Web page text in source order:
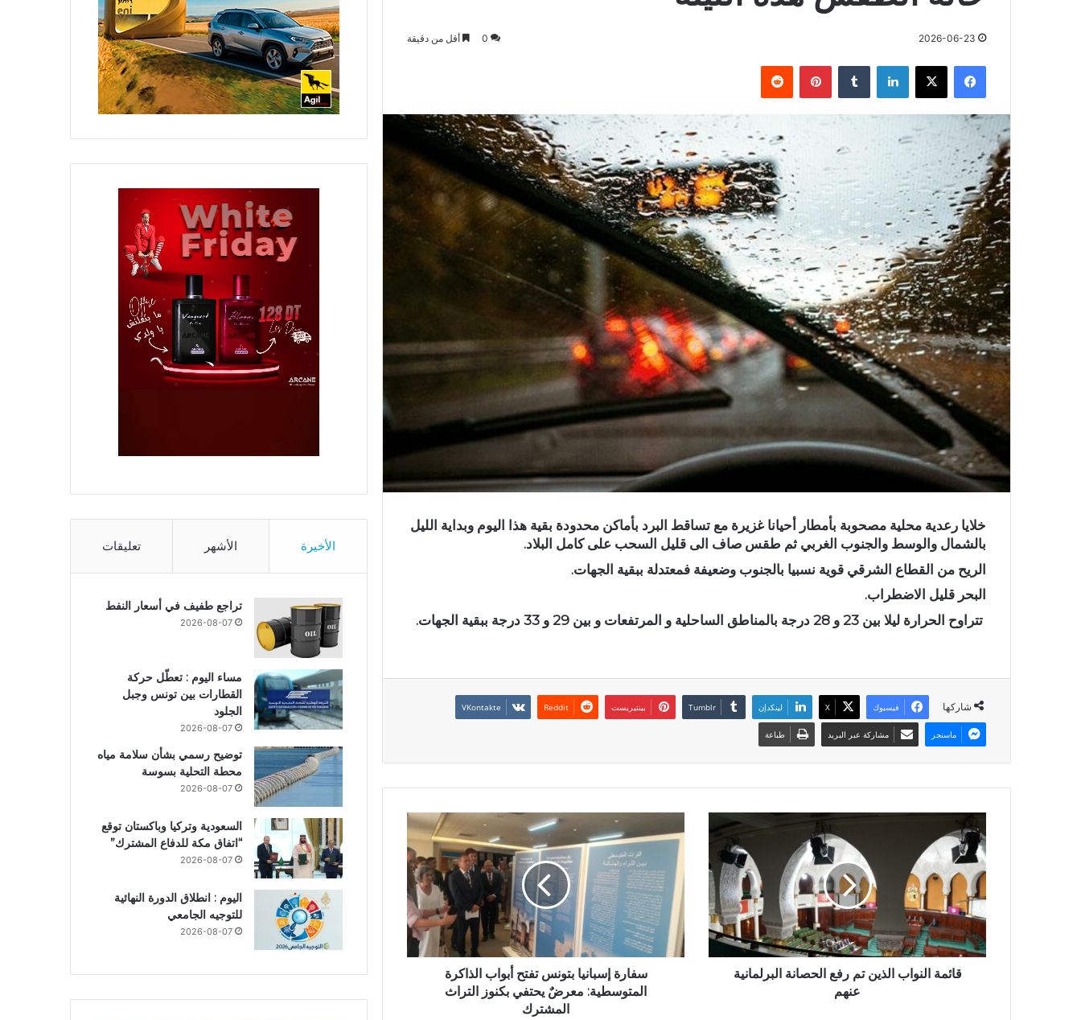
2026-06-23
0 أقل من دقيقة
فيسبوك X لينكدإن بينتيريست
خلايا رعدية محلية مصحوبة بأمطار أحيانا غزيرة مع تساقط البرد بأماكن محدودة بقية هذا اليوم وبداية الليل
بالشمال والوسط والجنوب الغربي ثم طقس صاف الى قليل السحب على كامل البلاد.
الريح من القطاع الشرقي قوية نسبيا بالجنوب وضعيفة فمعتدلة ببقية الجهات.
البحر قليل الاضطراب.
تتراوح الحرارة ليلا بين 23 و 28 درجة بالمناطق الساحلية و المرتفعات و بين 29 و 33 درجة ببقية الجهات.
شاركها فيسبوك X لينكدإن بينتيريست
ماسنجر مشاركة عبر البريد طباعة
قائمة النواب الذين تم رفع الحصانة البرلمانية
عنهم
سفارة إسبانيا بتونس تفتح أبواب الذاكرة
المتوسطية: معرضٌ يحتفي بكنوز التراث
المشترك
الأخيرة الأشهر تعليقات
تراجع طفيف في أسعار النفط
2026-08-07
مساء اليوم : تعطّل حركة
القطارات بين تونس وجبل
الجلود
2026-08-07
توضيح رسمي بشأن سلامة مياه
محطة التحلية بسوسة
2026-08-07
السعودية وتركيا وباكستان توقع
“اتفاق مكة للدفاع المشترك”
2026-08-07
اليوم : انطلاق الدورة النهائية
للتوجيه الجامعي
2026-08-07